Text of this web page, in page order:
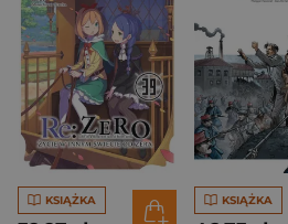
KSIĄŻKA KSIĄŻKA